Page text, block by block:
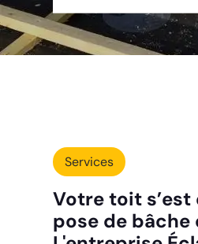
Services
Votre toit s’est
pose de